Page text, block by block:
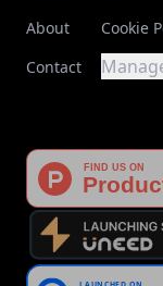
About
Contact
Cookie